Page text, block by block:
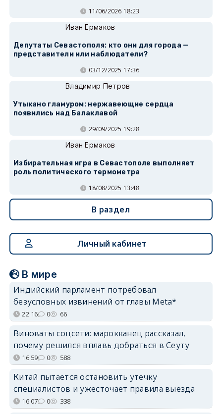
11/06/2026 18:23
Иван Ермаков
Депутаты Севастополя: кто они для города —
представители или наблюдатели?
03/12/2025 17:36
Владимир Петров
Утыкано гламуром: нержавеющие сердца
появились над Балаклавой
29/09/2025 19:28
Иван Ермаков
Избирательная игра в Севастополе выполняет
роль политического термометра
18/08/2025 13:48
В раздел
Личный кабинет
В мире
Индийский парламент потребовал
безусловных извинений от главы Meta*
22:16 0 66
Виноваты соцсети: марокканец рассказал,
почему решился вплавь добраться в Сеуту
16:59 0 588
Китай пытается остановить утечку
специалистов и ужесточает правила выезда
16:07 0 338